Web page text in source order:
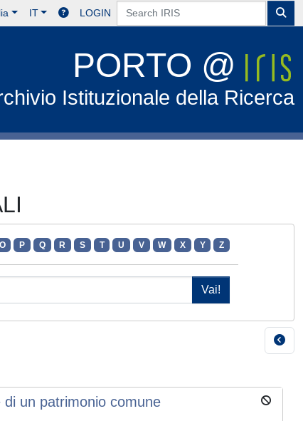
IT LOGIN
PORTO @
Istituzionale della Ricerca
O P Q R S T U V W X Y Z
un patrimonio comune